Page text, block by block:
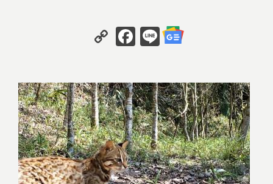
C
o
y
Li
n
k
F
a
e
b
o
o
k
Li
n